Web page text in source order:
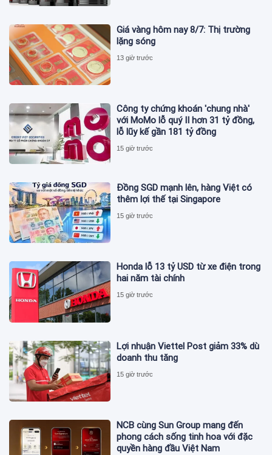
Giá vàng hôm nay 8/7: Thị trường
lặng sóng
13 giờ trước
Công ty chứng khoán 'chung nhà'
với MoMo lỗ quý II hơn 31 tỷ đồng,
lỗ lũy kế gần 181 tỷ đồng
15 giờ trước
Đồng SGD mạnh lên, hàng Việt có
thêm lợi thế tại Singapore
15 giờ trước
Honda lỗ 13 tỷ USD từ xe điện trong
hai năm tài chính
15 giờ trước
Lợi nhuận Viettel Post giảm 33% dù
doanh thu tăng
15 giờ trước
NCB cùng Sun Group mang đến
phong cách sống tinh hoa với đặc
quyền hàng đầu Việt Nam